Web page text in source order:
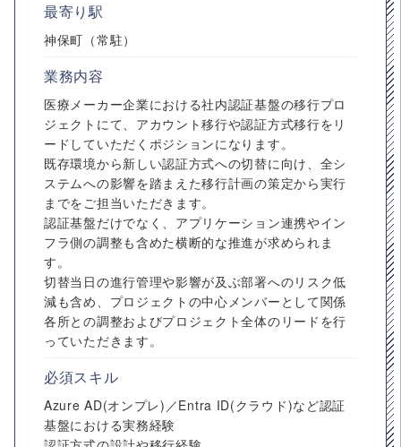
最寄り駅
神保町（常駐）
業務内容
医療メーカー企業における社内認証基盤の移行プロ
ジェクトにて、アカウント移行や認証方式移行をリ
ードしていただくポジションになります。
既存環境から新しい認証方式への切替に向け、全シ
ステムへの影響を踏まえた移行計画の策定から実行
までをご担当いただきます。
認証基盤だけでなく、アプリケーション連携やイン
フラ側の調整も含めた横断的な推進が求められま
す。
切替当日の進行管理や影響が及ぶ部署へのリスク低
減も含め、プロジェクトの中心メンバーとして関係
各所との調整およびプロジェクト全体のリードを行
っていただきます。
必須スキル
Azure AD(オンプレ)／Entra ID(クラウド)など認証
基盤における実務経験